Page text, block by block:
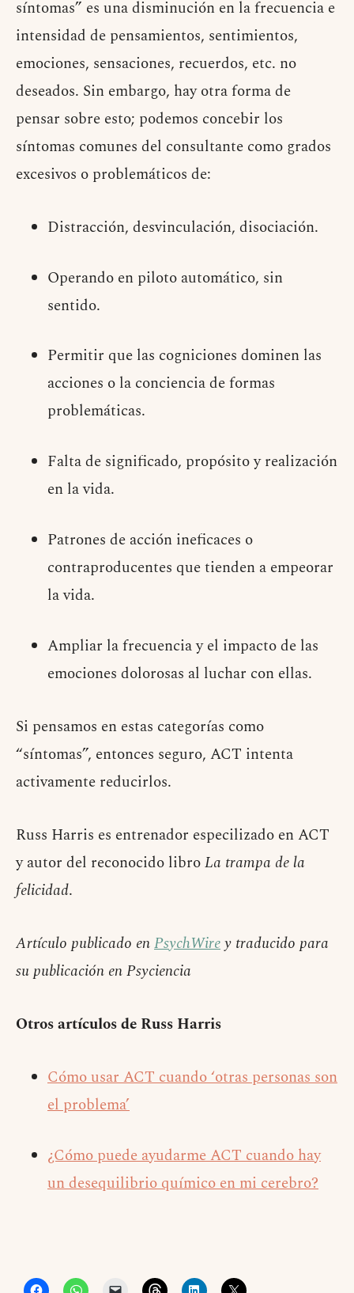
síntomas” es una disminución en la frecuencia e
intensidad de pensamientos, sentimientos,
emociones, sensaciones, recuerdos, etc. no
deseados. Sin embargo, hay otra forma de
pensar sobre esto; podemos concebir los
síntomas comunes del consultante como grados
excesivos o problemáticos de:
Distracción, desvinculación, disociación.
Operando en piloto automático, sin
sentido.
Permitir que las cogniciones dominen las
acciones o la conciencia de formas
problemáticas.
Falta de significado, propósito y realización
en la vida.
Patrones de acción ineficaces o
contraproducentes que tienden a empeorar
la vida.
Ampliar la frecuencia y el impacto de las
emociones dolorosas al luchar con ellas.
Si pensamos en estas categorías como
“síntomas”, entonces seguro, ACT intenta
activamente reducirlos.
Russ Harris es entrenador especilizado en ACT
y autor del reconocido libroLa trampa de la
felicidad.
Artículo publicado enPsychWirey traducido para
su publicación en Psyciencia
Otros artículos de Russ Harris
Cómo usar ACT cuando ‘otras personas son
el problema’
¿Cómo puede ayudarme ACT cuando hay
un desequilibrio químico en mi cerebro?